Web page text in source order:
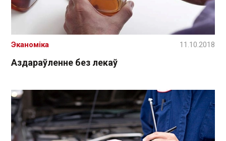
Аздараўленне без лекаў
Эканоміка 11.10.2018